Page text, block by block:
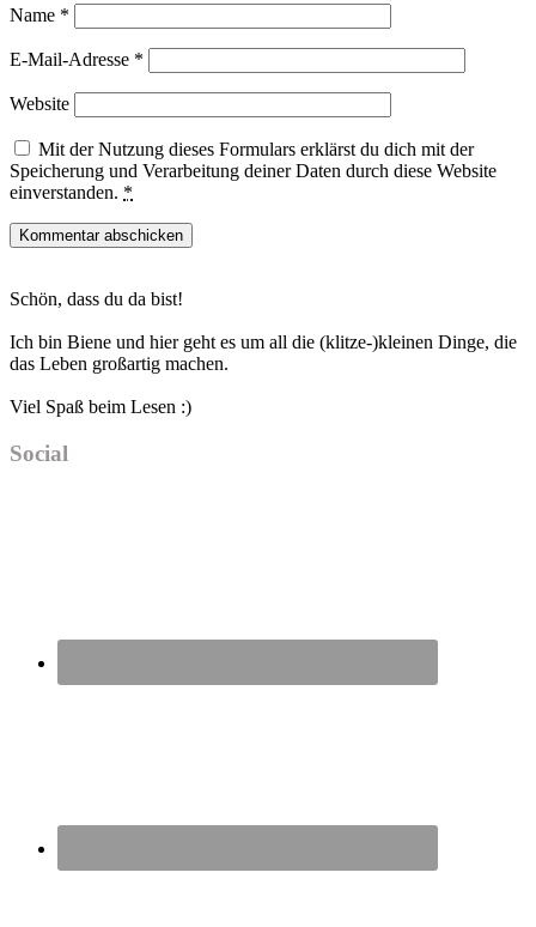
Name *
E-Mail-Adresse *
Website
Mit der Nutzung dieses Formulars erklärst du dich mit der
Speicherung und Verarbeitung deiner Daten durch diese Website
einverstanden. *
Sidebar
Schön, dass du da bist!
Ich bin Biene und hier geht es um all die (klitze-)kleinen Dinge, die
das Leben großartig machen.
Viel Spaß beim Lesen :)
Social